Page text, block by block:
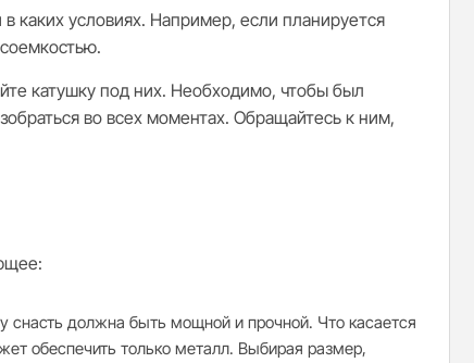
каких условиях. Например, если планируется
катушку под них. Необходимо, чтобы был
во всех моментах. Обращайтесь к ним,
снасть должна быть мощной и прочной. Что касается
обеспечить только металл. Выбирая размер,